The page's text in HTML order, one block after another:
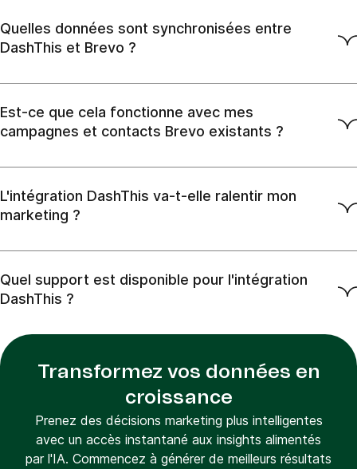
Quelles données sont synchronisées entre
DashThis et Brevo ?
Est-ce que cela fonctionne avec mes
campagnes et contacts Brevo existants ?
L'intégration DashThis va-t-elle ralentir mon
marketing ?
Quel support est disponible pour l'intégration
DashThis ?
Transformez vos données en
croissance
Prenez des décisions marketing plus intelligentes
avec un accès instantané aux insights alimentés
par l'IA. Commencez à générer de meilleurs résultats